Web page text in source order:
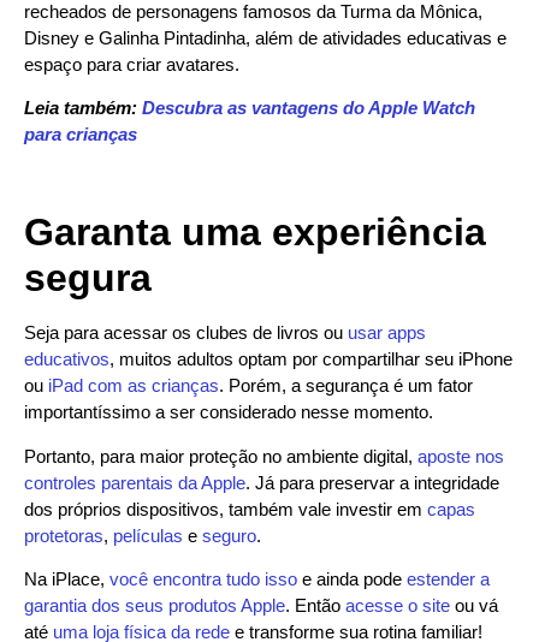
recheados de personagens famosos da Turma da Mônica,
Disney e Galinha Pintadinha, além de atividades educativas e
espaço para criar avatares.
Leia também: Descubra as vantagens do Apple Watch
para crianças
Garanta uma experiência
segura
Seja para acessar os clubes de livros ou usar apps
educativos, muitos adultos optam por compartilhar seu iPhone
ou iPad com as crianças. Porém, a segurança é um fator
importantíssimo a ser considerado nesse momento.
Portanto, para maior proteção no ambiente digital, aposte nos
controles parentais da Apple. Já para preservar a integridade
dos próprios dispositivos, também vale investir em capas
protetoras, películas e seguro.
Na iPlace, você encontra tudo isso e ainda pode estender a
garantia dos seus produtos Apple. Então acesse o site ou vá
até uma loja física da rede e transforme sua rotina familiar!